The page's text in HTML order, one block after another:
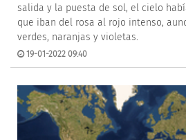
salida y la puesta de sol, el cielo
que iban del rosa al rojo intenso,
verdes, naranjas y violetas.
19-01-2022 09:40